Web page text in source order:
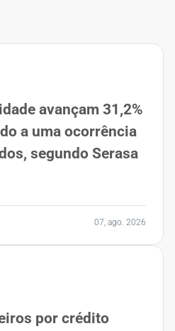
avançam 31,2%
a uma ocorrência
segundo Serasa
07, ago. 2026
por crédito